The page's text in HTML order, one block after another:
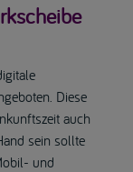
Diese
auch
sein sollte
und